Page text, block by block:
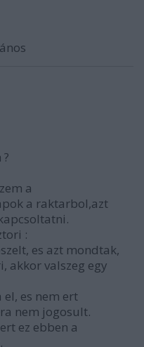
a
a raktarbol,azt
:
es azt mondtak,
akkor valszeg egy
es nem ert
nem jogosult.
ez ebben a